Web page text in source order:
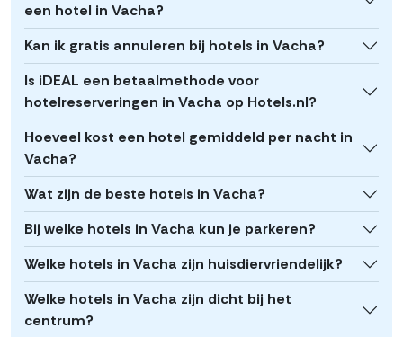
een hotel in Vacha?
Kan ik gratis annuleren bij hotels in Vacha?
Is iDEAL een betaalmethode voor
hotelreserveringen in Vacha op Hotels.nl?
Hoeveel kost een hotel gemiddeld per nacht in
Vacha?
Wat zijn de beste hotels in Vacha?
Bij welke hotels in Vacha kun je parkeren?
Welke hotels in Vacha zijn huisdiervriendelijk?
Welke hotels in Vacha zijn dicht bij het
centrum?